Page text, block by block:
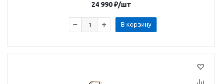
24 990₽/шт
В корзину